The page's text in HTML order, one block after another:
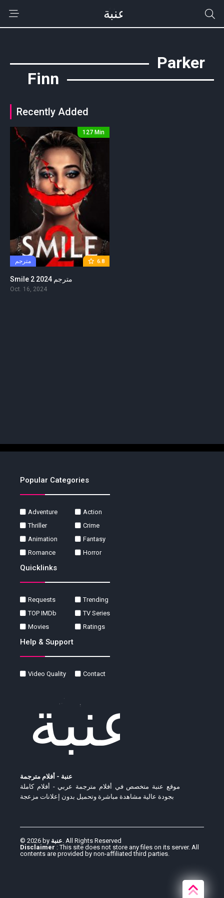
Parker
Finn
Recently Added
6.8 مترجم
127 Min
Smile 2 2024 مترجم
Oct. 16, 2024
Popular Categories
Adventure
Action
Thriller
Crime
Animation
Fantasy
Romance
Horror
Quicklinks
Requests
Trending
TOP IMDb
TV Series
Movies
Ratings
Help & Support
Video Quality Contact
عنبة - أفلام مترجمة
موقع عنبة متخصص في أفلام مترجمة عربي - أفلام كاملة
بجودة عالية مشاهدة مباشرة وتحميل بدون إعلانات مزعجة
© 2026 by عنبة. All Rights Reserved
Disclaimer : This site does not store any files on its server. All
contents are provided by non-affiliated third parties.